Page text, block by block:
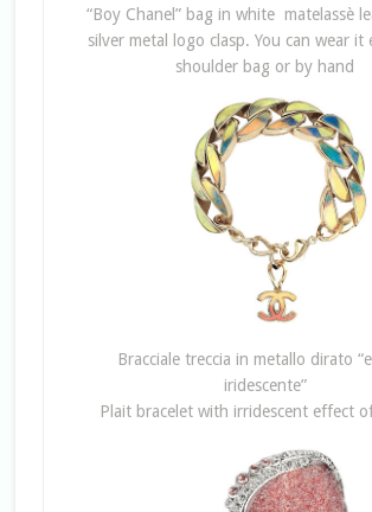
“Boy Chanel” bag in white matelassè
silver metal logo clasp. You can wear it
shoulder bag or by hand
Bracciale treccia in metallo dirato
iridescente”
Plait bracelet with irridescent effect